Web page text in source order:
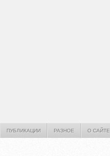
ПУБЛИКАЦИИ РАЗНОЕ О САЙТЕ